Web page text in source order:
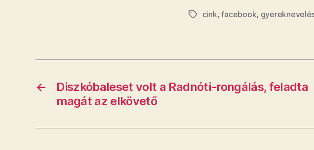
Címkék
cink,facebook,
←
Diszkóbaleset volt a Radnóti-rongálás, feladta
magát az elkövető